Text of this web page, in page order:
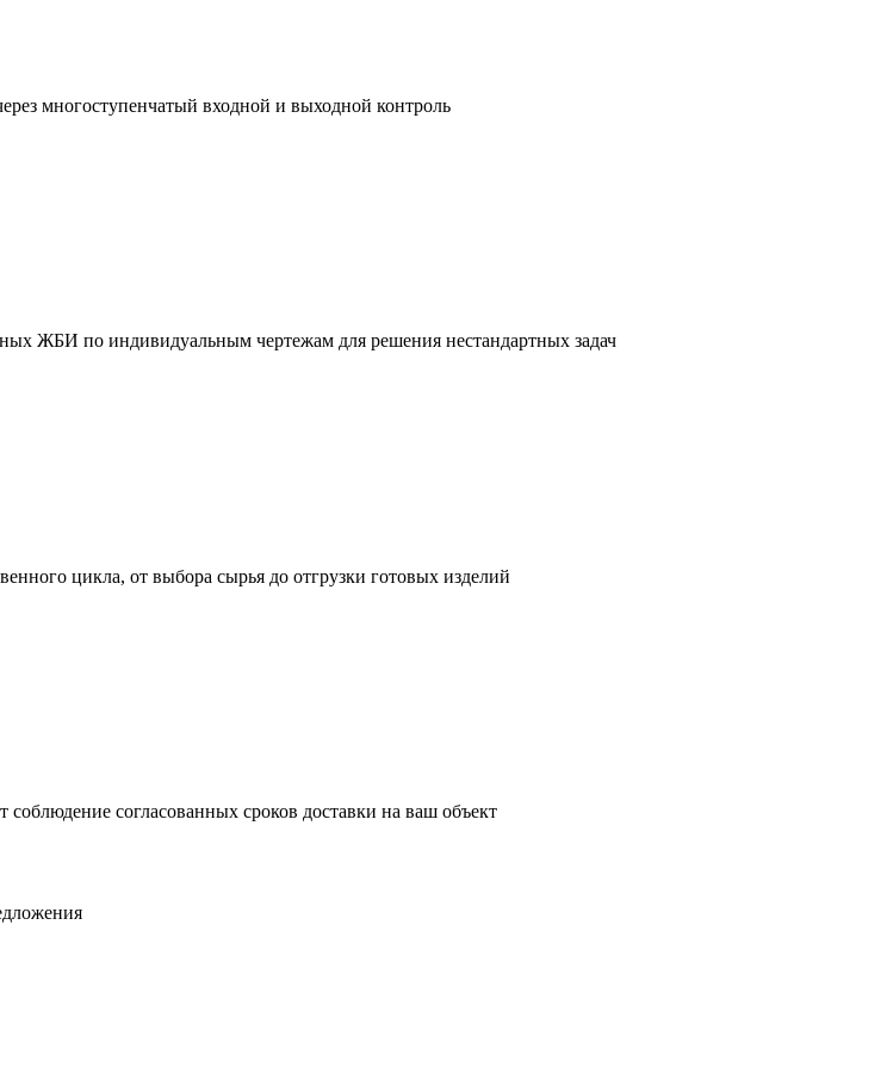
многоступенчатый входной и выходной контроль
ЖБИ по индивидуальным чертежам для решения нестандартных задач
цикла, от выбора сырья до отгрузки готовых изделий
согласованных сроков доставки на ваш объект